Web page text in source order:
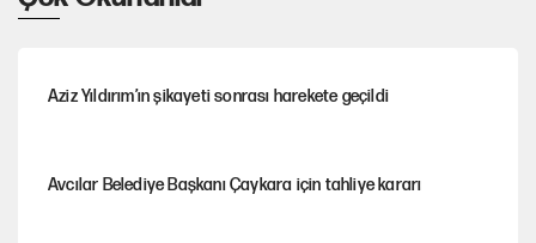
Aziz Yıldırım’ın şikayeti sonrası harekete geçildi
Avcılar Belediye Başkanı Çaykara için tahliye kararı